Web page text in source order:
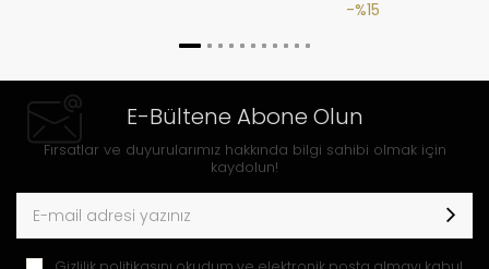
%15
E-Bültene Abone Olun
Fırsatlar ve duyurularımız hakkında bilgi sahibi olmak için
kaydolun!